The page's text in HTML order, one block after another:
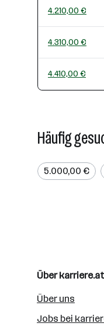
4.210,00 €
4.310,00 €
4.410,00 €
Häufig
5.000,00 €
Über karriere.at
Über uns
Jobs bei